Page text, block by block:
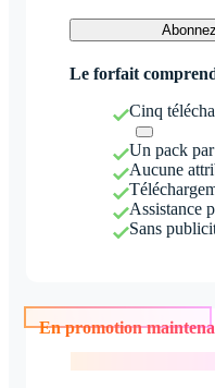
Le forfait
Cinq
Un pack
Aucune
Assistance
Sans
En promotion maintenant !